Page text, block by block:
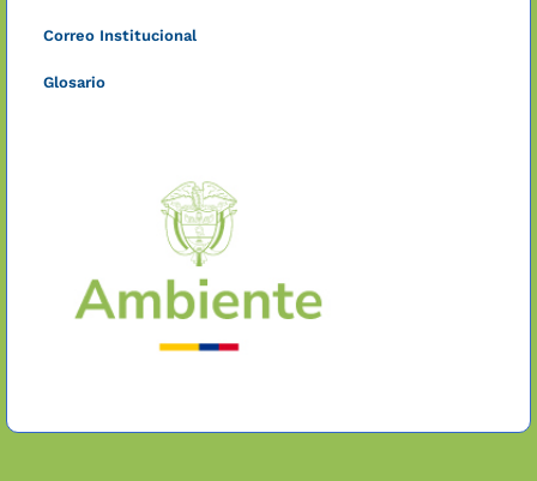
Correo Institucional
Glosario